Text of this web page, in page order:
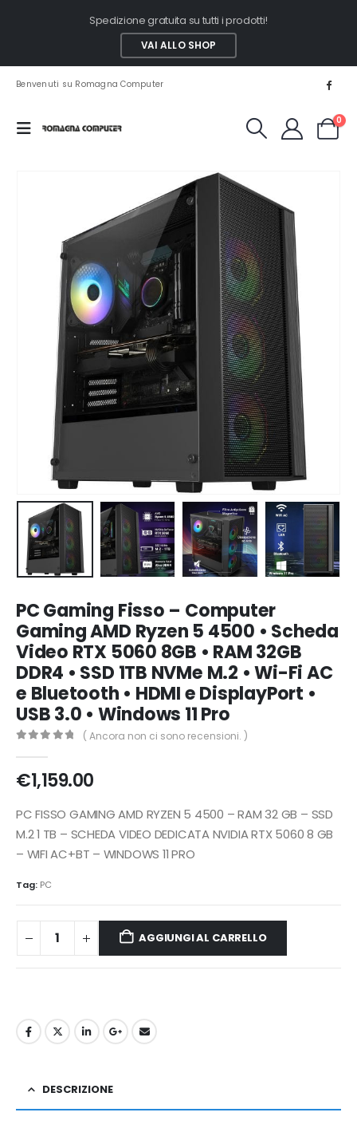
Spedizione gratuita su tutti i prodotti!
VAI ALLO SHOP
Benvenuti su Romagna Computer
0
PC Gaming Fisso – Computer
Gaming AMD Ryzen 5 4500 • Scheda
Video RTX 5060 8GB • RAM 32GB
DDR4 • SSD 1TB NVMe M.2 • Wi-Fi AC
e Bluetooth • HDMI e DisplayPort •
USB 3.0 • Windows 11 Pro
( Ancora non ci sono recensioni. )
€1,159.00
PC FISSO GAMING AMD RYZEN 5 4500 – RAM 32 GB – SSD
M.2 1 TB – SCHEDA VIDEO DEDICATA NVIDIA RTX 5060 8 GB
– WIFI AC+BT – WINDOWS 11 PRO
Tag: PC
AGGIUNGI AL CARRELLO
DESCRIZIONE